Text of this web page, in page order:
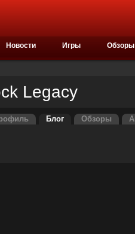
Новости Игры Обзоры
Legacy
Блог Обзоры